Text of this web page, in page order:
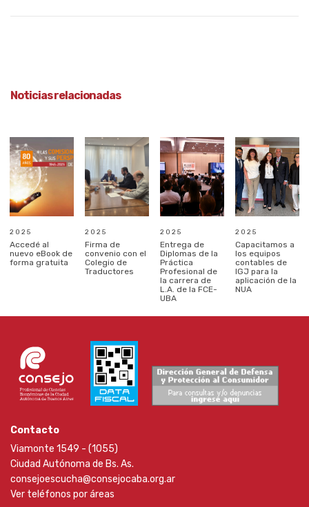
Noticias relacionadas
2025
Accedé al
nuevo eBook de
forma gratuita
2025
Firma de
convenio con el
Colegio de
Traductores
2025
Entrega de
Diplomas de la
Práctica
Profesional de
la carrera de
L.A. de la FCE-
UBA
2025
Capacitamos a
los equipos
contables de
IGJ para la
aplicación de la
NUA
Contacto
Viamonte 1549 - (1055)
Ciudad Autónoma de Bs. As.
consejoescucha@consejocaba.org.ar
Ver teléfonos por áreas